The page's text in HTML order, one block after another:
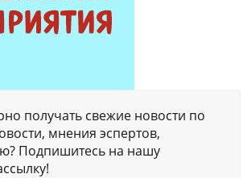
получать свежие новости по
мнения эспертов,
Подпишитесь на нашу